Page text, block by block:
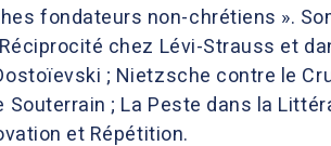
fondateurs non-chrétiens ».
chez Lévi-Strauss et
; Nietzsche contre le
; La Peste dans la
et Répétition.